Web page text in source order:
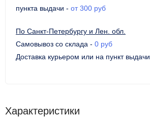
пункта выдачи - от 300 руб
По Санкт-Петербургу и Лен. обл.
Самовывоз со склада - 0 руб
Доставка курьером или на пункт выдачи
Характеристики